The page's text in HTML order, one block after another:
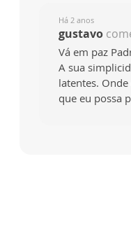
Há 2 anos
gustavo
Vá em paz
A sua
latentes.
que eu possa